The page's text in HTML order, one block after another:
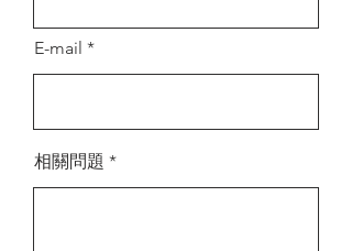
E-mail
相關問題